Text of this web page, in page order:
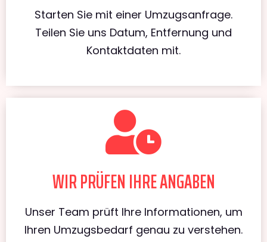
Starten Sie mit einer Umzugsanfrage.
Teilen Sie uns Datum, Entfernung und
Kontaktdaten mit.
WIR PRÜFEN IHRE ANGABEN
Unser Team prüft Ihre Informationen, um
Ihren Umzugsbedarf genau zu verstehen.